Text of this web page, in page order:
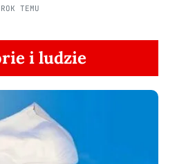
TEMU
i ludzie